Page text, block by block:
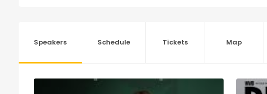
Speakers Schedule Tickets Map